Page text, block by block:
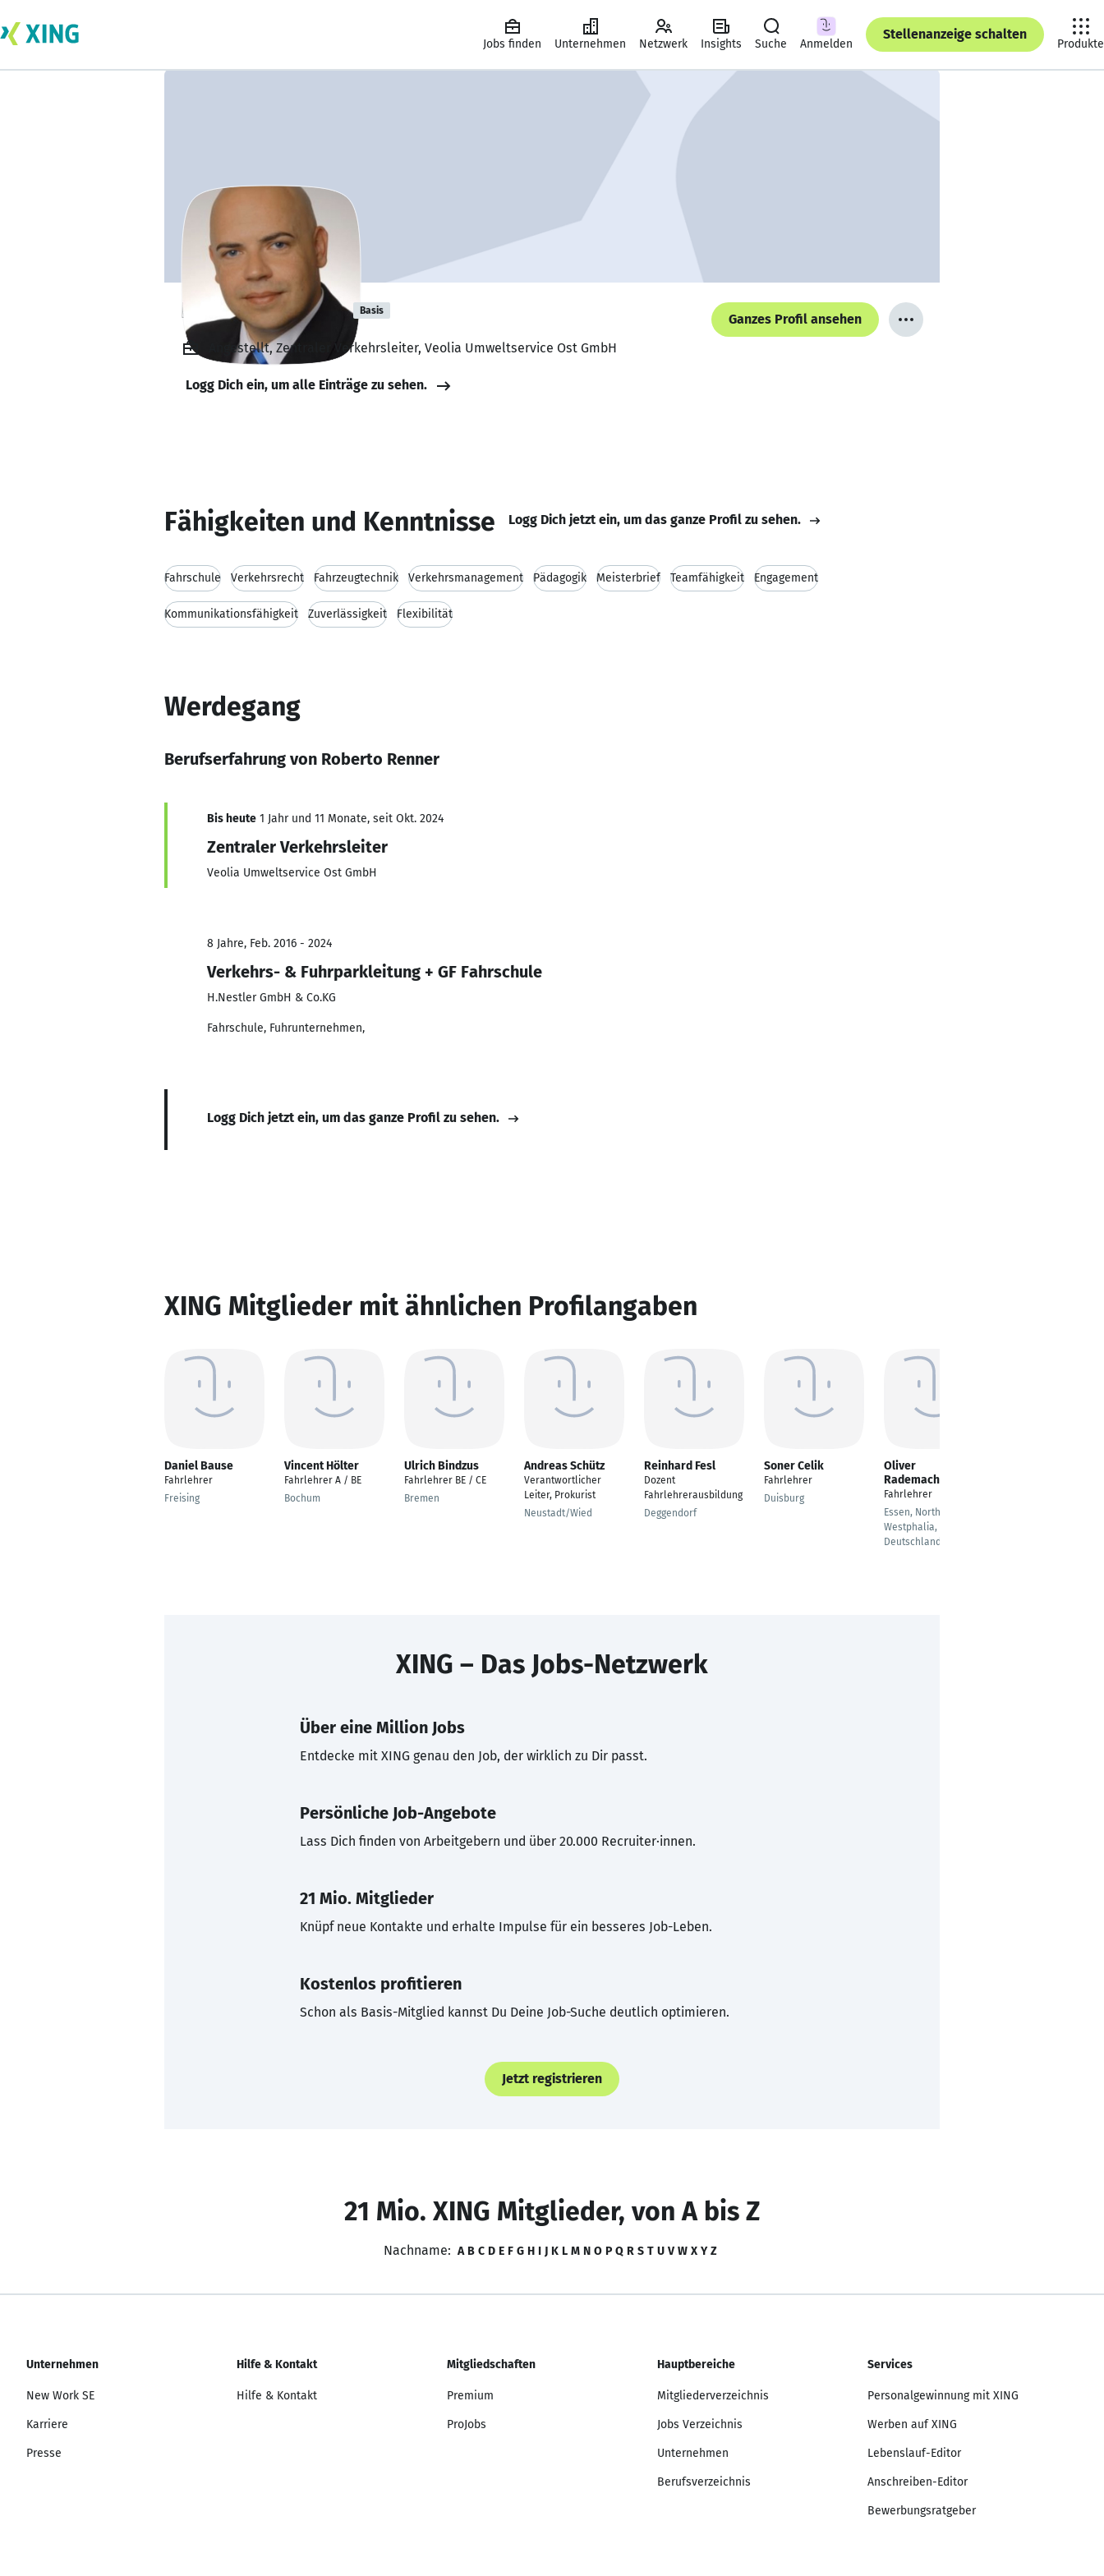
Jobs finden Unternehmen Netzwerk Insights Suche Anmelden
Stellenanzeige schalten
Produkte
Roberto Renner Basis
Ganzes Profil ansehen
Angestellt, Zentraler Verkehrsleiter, Veolia Umweltservice Ost GmbH
Logg Dich ein, um alle Einträge zu sehen.
Fähigkeiten und Kenntnisse Logg Dich jetzt ein, um das ganze Profil zu sehen.
Fahrschule Verkehrsrecht Fahrzeugtechnik Verkehrsmanagement Pädagogik Meisterbrief Teamfähigkeit Engagement
Kommunikationsfähigkeit Zuverlässigkeit Flexibilität
Werdegang
Berufserfahrung von Roberto Renner
Bis heute 1 Jahr und 11 Monate, seit Okt. 2024
Zentraler Verkehrsleiter
Veolia Umweltservice Ost GmbH
8 Jahre, Feb. 2016 - 2024
Verkehrs- & Fuhrparkleitung + GF Fahrschule
H.Nestler GmbH & Co.KG
Fahrschule, Fuhrunternehmen,
Logg Dich jetzt ein, um das ganze Profil zu sehen.
XING Mitglieder mit ähnlichen Profilangaben
Daniel Bause
Fahrlehrer
Freising
Vincent Hölter
Fahrlehrer A / BE
Bochum
Ulrich Bindzus
Fahrlehrer BE / CE
Bremen
Andreas Schütz
Verantwortlicher
Leiter, Prokurist
Neustadt/Wied
Reinhard Fesl
Dozent
Fahrlehrerausbildung
Deggendorf
Soner Celik
Fahrlehrer
Duisburg
Oliver
Rademacher
Fahrlehrer
Essen, North Rhine-
Westphalia,
Deutschland
XING – Das Jobs-Netzwerk
Über eine Million Jobs
Entdecke mit XING genau den Job, der wirklich zu Dir passt.
Persönliche Job-Angebote
Lass Dich finden von Arbeitgebern und über 20.000 Recruiter·innen.
21 Mio. Mitglieder
Knüpf neue Kontakte und erhalte Impulse für ein besseres Job-Leben.
Kostenlos profitieren
Schon als Basis-Mitglied kannst Du Deine Job-Suche deutlich optimieren.
Jetzt registrieren
21 Mio. XING Mitglieder, von A bis Z
Nachname: A B C D E F G H I J K L M N O P Q R S T U V W X Y Z
Unternehmen
New Work SE
Karriere
Presse
Hilfe & Kontakt
Hilfe & Kontakt
Mitgliedschaften
Premium
ProJobs
Hauptbereiche
Mitgliederverzeichnis
Jobs Verzeichnis
Unternehmen
Berufsverzeichnis
Services
Personalgewinnung mit XING
Werben auf XING
Lebenslauf-Editor
Anschreiben-Editor
Bewerbungsratgeber